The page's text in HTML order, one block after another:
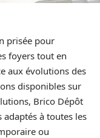
prisée pour
foyers tout en
aux évolutions des
disponibles sur
Brico Dépôt
à toutes les
ou